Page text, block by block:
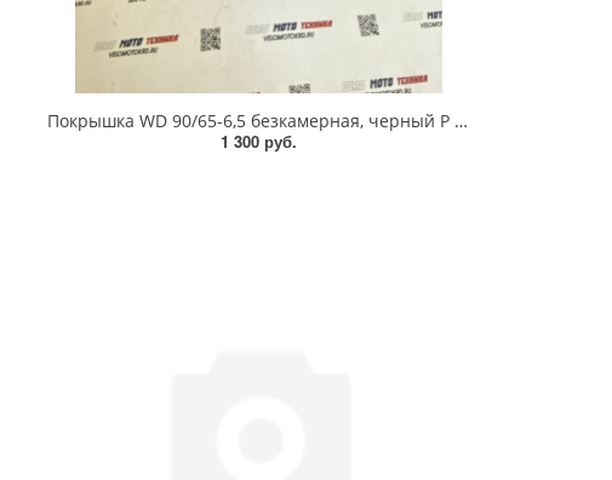
Покрышка WD 90/65-6,5 безкамерная, черный P 6219 1/20 P6219
1 300 руб.